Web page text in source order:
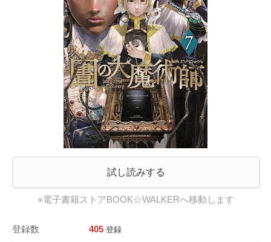
試し読みする
※電子書籍ストアBOOK☆WALKERへ移動します
登録数 405 登録